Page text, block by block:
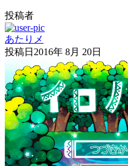
投稿者
あたりメ
投稿日 2016年 8月 20日